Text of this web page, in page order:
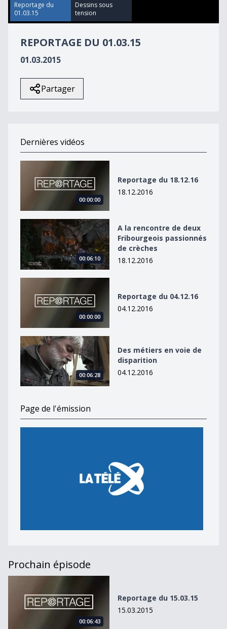
33
seconds
Reportage du
01.03.15
Dessins sous
tension
REPORTAGE DU 01.03.15
01.03.2015
Partager
Dernières vidéos
00:00:00
Reportage du 18.12.16
18.12.2016
A la rencontre de deux Fribourgeois passionnés de
00:06:10
A la rencontre de deux
Fribourgeois passionnés
de crèches
18.12.2016
Reportage du 04.12.16
00:00:00
Reportage du 04.12.16
04.12.2016
Des métiers en voie de disparition
00:06:28
Des métiers en voie de
disparition
04.12.2016
Page de l'émission
Prochain épisode
00:06:43
Reportage du 15.03.15
15.03.2015